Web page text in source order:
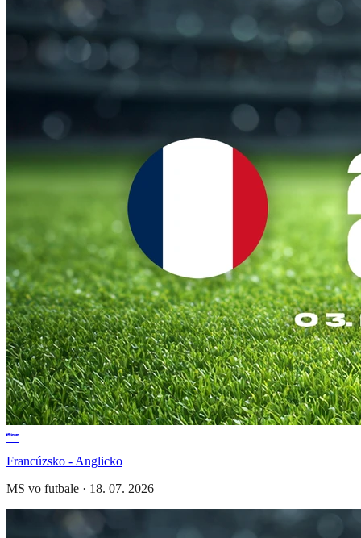
Francúzsko - Anglicko
MS vo futbale · 18. 07. 2026